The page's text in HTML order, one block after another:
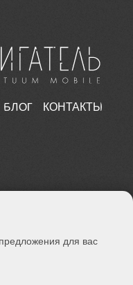
для вас
КОНТАКТЫ
БЛОГ